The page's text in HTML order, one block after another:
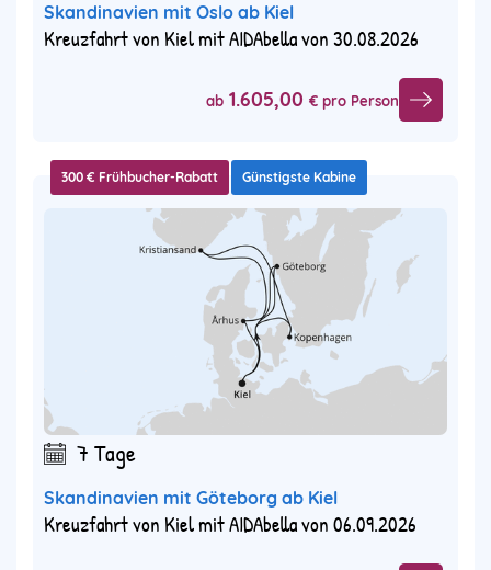
Skandinavien mit Oslo ab Kiel
Kreuzfahrt von Kiel mit AIDAbella von 30.08.2026
ab 1.605,00 € pro Person
300 € Frühbucher-Rabatt Günstigste Kabine
7 Tage
Skandinavien mit Göteborg ab Kiel
Kreuzfahrt von Kiel mit AIDAbella von 06.09.2026